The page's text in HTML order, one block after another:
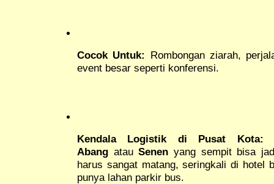
Cocok Untuk: Rombongan ziarah,
event besar seperti konferensi.
Kendala Logistik di Pusat Kota:
Abang atauSenen yang sempit bisa
harus sangat matang, seringkali di hotel
punya lahan parkir bus.